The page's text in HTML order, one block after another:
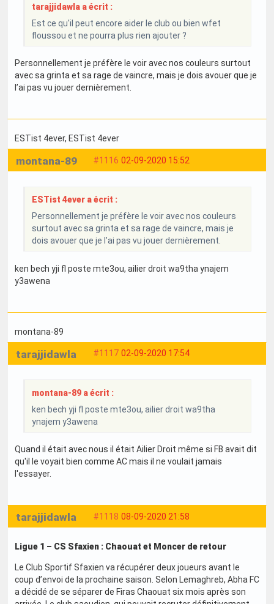
tarajjidawla a écrit :
Est ce qu'il peut encore aider le club ou bien wfet
floussou et ne pourra plus rien ajouter ?
Personnellement je préfère le voir avec nos couleurs surtout
avec sa grinta et sa rage de vaincre, mais je dois avouer que je
l’ai pas vu jouer dernièrement.
ESTist 4ever, ESTist 4ever
#1116 02-09-2020 15:52
montana-89
ESTist 4ever a écrit :
Personnellement je préfère le voir avec nos couleurs
surtout avec sa grinta et sa rage de vaincre, mais je
dois avouer que je l’ai pas vu jouer dernièrement.
ken bech yji fl poste mte3ou, ailier droit wa9tha ynajem
y3awena
montana-89
#1117 02-09-2020 17:54
tarajjidawla
montana-89 a écrit :
ken bech yji fl poste mte3ou, ailier droit wa9tha
ynajem y3awena
Quand il était avec nous il était Ailier Droit même si FB avait dit
qu'il le voyait bien comme AC mais il ne voulait jamais
l'essayer.
#1118 08-09-2020 21:58
tarajjidawla
Ligue 1 – CS Sfaxien : Chaouat et Moncer de retour
Le Club Sportif Sfaxien va récupérer deux joueurs avant le
coup d’envoi de la prochaine saison. Selon Lemaghreb, Abha FC
a décidé de se séparer de Firas Chaouat six mois après son